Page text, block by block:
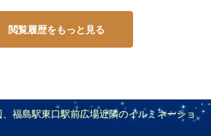
閲覧履歴をもっと見る
福島駅東口駅前広場近隣のイルミネーショ